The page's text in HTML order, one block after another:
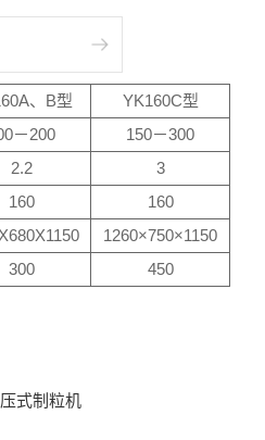
、B型
YK160C型
－200
150－300
2.2
3
160
160
1260×750×1150
300 450
式制粒机